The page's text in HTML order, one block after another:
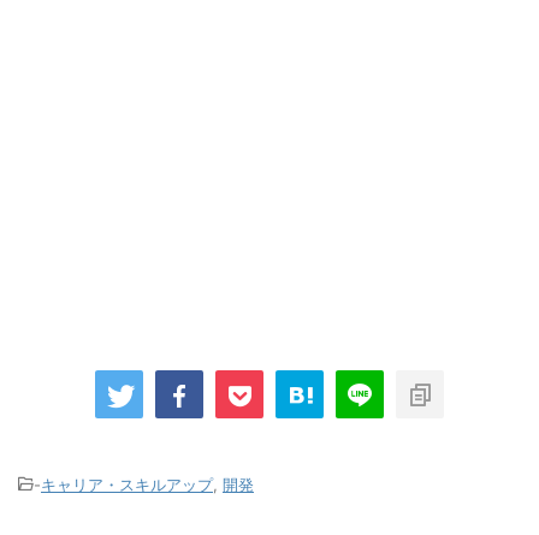
-キャリア・スキルアップ, 開発